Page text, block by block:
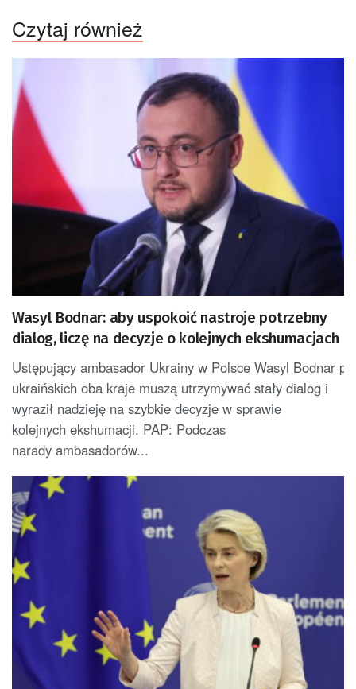
Czytaj również
Wasyl Bodnar: aby uspokoić nastroje potrzebny
dialog, liczę na decyzje o kolejnych ekshumacjach
Ustępujący ambasador Ukrainy w Polsce Wasyl Bodnar
ukraińskich oba kraje muszą utrzymywać stały dialog i
wyraził nadzieję na szybkie decyzje w sprawie
kolejnych ekshumacji. PAP: Podczas
narady ambasadorów...